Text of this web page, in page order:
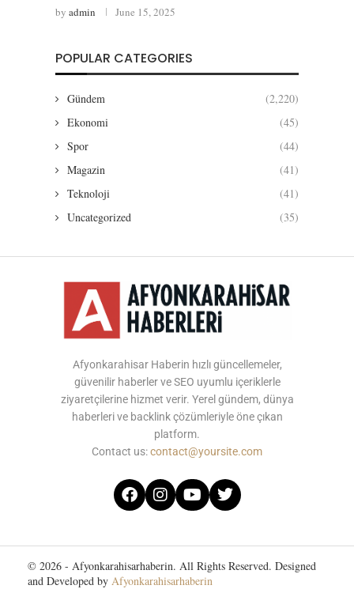
by admin June 15, 2025
POPULAR CATEGORIES
Gündem
(2,220)
Ekonomi
(45)
Spor
(44)
Magazin
(41)
Teknoloji
(41)
Uncategorized
(35)
Afyonkarahisar Haberin hızlı güncellemeler,
güvenilir haberler ve SEO uyumlu içeriklerle
ziyaretçilerine hizmet verir. Yerel gündem, dünya
haberleri ve backlink çözümleriyle öne çıkan
platform.
Contact us:contact@yoursite.com
© 2026 - Afyonkarahisarhaberin. All Rights Reserved. Designed
and Developed by Afyonkarahisarhaberin